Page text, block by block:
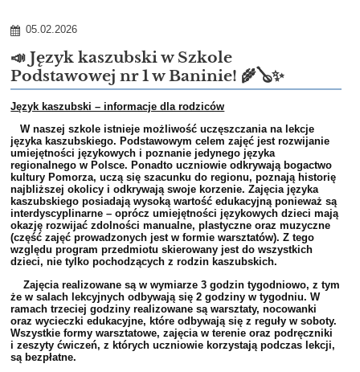
Język
kaszubski
05.02.2026
📣 Język kaszubski w Szkole
Podstawowej nr 1 w Baninie! 🌾🪕✨
Język kaszubski – informacje dla rodziców
W naszej szkole istnieje możliwość uczęszczania na lekcje
języka kaszubskiego. Podstawowym celem zajęć jest rozwijanie
umiejętności językowych i poznanie jedynego języka
regionalnego w Polsce. Ponadto uczniowie odkrywają bogactwo
kultury Pomorza, uczą się szacunku do regionu, poznają historię
najbliższej okolicy i odkrywają swoje korzenie. Zajęcia języka
kaszubskiego posiadają wysoką wartość edukacyjną ponieważ są
interdyscyplinarne – oprócz umiejętności językowych dzieci mają
okazję rozwijać zdolności manualne, plastyczne oraz muzyczne
(część zajęć prowadzonych jest w formie warsztatów). Z tego
względu program przedmiotu skierowany jest do wszystkich
dzieci, nie tylko pochodzących z rodzin kaszubskich.
Zajęcia realizowane są w wymiarze 3 godzin tygodniowo, z tym
że w salach lekcyjnych odbywają się 2 godziny w tygodniu. W
ramach trzeciej godziny realizowane są warsztaty, nocowanki
oraz wycieczki edukacyjne, które odbywają się z reguły w soboty.
Wszystkie formy warsztatowe, zajęcia w terenie oraz podręczniki
i zeszyty ćwiczeń, z których uczniowie korzystają podczas lekcji,
są bezpłatne.